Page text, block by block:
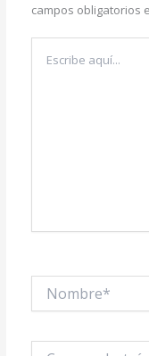
campos obligatorios
aquí...